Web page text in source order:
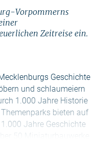
Vorpommerns
Zeitreise ein.
Geschichte
und schlaumeiern
1.000 Jahre Historie
bieten auf
Jahre Geschichte
50 Miniaturbauwerke